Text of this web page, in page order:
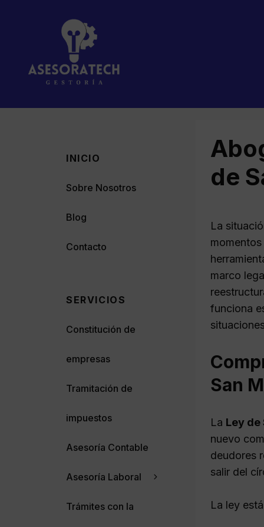
de
La
marco
funciona
San
La Ley de
nuevo
deudores
salir del
La ley
INICIO
Sobre Nosotros
Blog
Contacto
SERVICIOS
Constitución de
empresas
Tramitación de
impuestos
Asesoría Contable
Asesoría Laboral
Trámites con la